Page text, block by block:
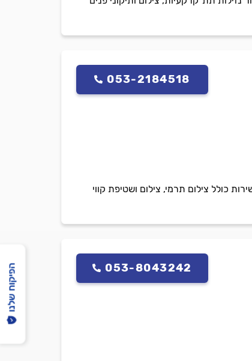
053-2184518
והאיתור. השירות כולל צילום תרמי, צילום ושטיפת קווי
053-8043242 הפיקוח שלנו